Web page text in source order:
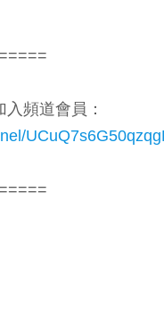
頻道會員：